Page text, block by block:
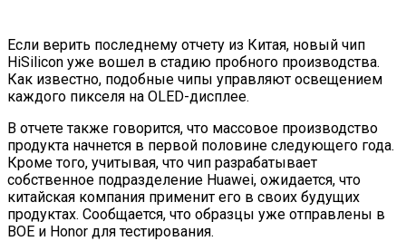
Если верить последнему отчету из Китая, новый чип
HiSilicon уже вошел в стадию пробного производства.
Как известно, подобные чипы управляют освещением
каждого пикселя на OLED-дисплее.
В отчете также говорится, что массовое производство
продукта начнется в первой половине следующего года.
Кроме того, учитывая, что чип разрабатывает
собственное подразделение Huawei, ожидается, что
китайская компания применит его в своих будущих
продуктах. Сообщается, что образцы уже отправлены в
BOE и Honor для тестирования.